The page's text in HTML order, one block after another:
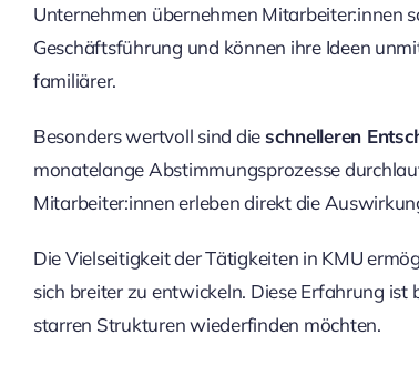
Unternehmen übernehmen Mitarbeiter:innen
Geschäftsführung und können ihre Ideen
familiärer.
Besonders wertvoll sind dieschnelleren
monatelange Abstimmungsprozesse
Mitarbeiter:innen erleben direkt die
Die Vielseitigkeit der Tätigkeiten in KMU
sich breiter zu entwickeln. Diese Erfahrung
starren Strukturen wiederfinden möchten.